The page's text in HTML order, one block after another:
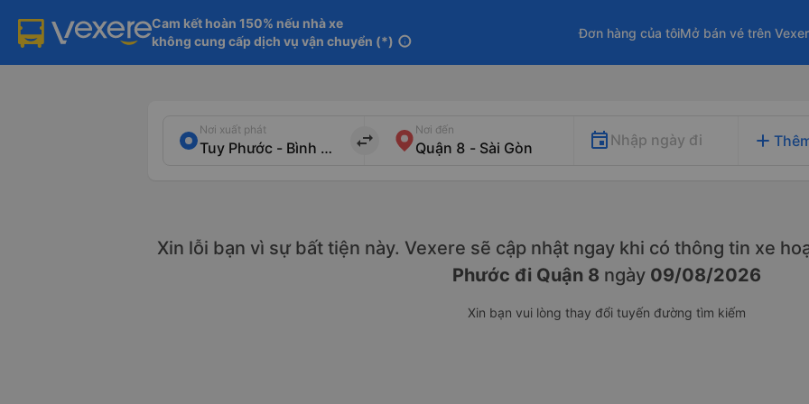
Cam kết hoàn 150% nếu nhà xe
không cung cấp dịch vụ vận chuyển (*) info
Đơn hàng của tôiMở bán vé trên
Nơi xuất phát
import_export
Nơi đến
Nhập ngày đi add
Xin lỗi bạn vì sự bất tiện này. Vexere sẽ cập nhật ngay khi có thông tin xe
Phước đi Quận 8 ngày 09/08/2026
Xin bạn vui lòng thay đổi tuyến đường tìm kiếm